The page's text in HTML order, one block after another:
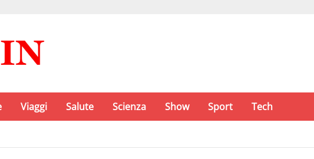
Viaggi Salute Scienza Show Sport Tech